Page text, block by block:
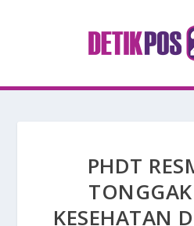
PHDT
KESEHATAN